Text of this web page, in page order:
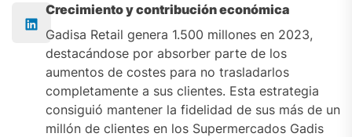
Crecimiento y contribución económica
Gadisa Retail genera 1.500 millones en 2023,
destacándose por absorber parte de los
aumentos de costes para no trasladarlos
completamente a sus clientes. Esta estrategia
consiguió mantener la fidelidad de sus más de un
millón de clientes en los Supermercados Gadis